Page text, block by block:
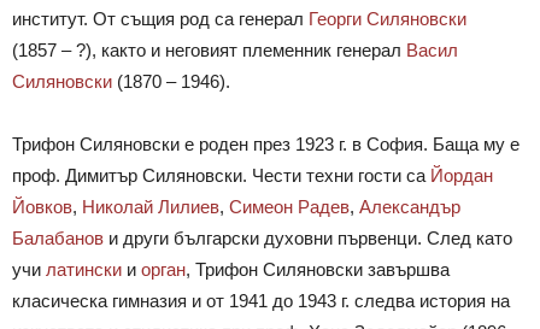
институт. От същия род са генерал Георги Силяновски
(1857 – ?), както и неговият племенник генерал Васил
Силяновски (1870 – 1946).
Трифон Силяновски е роден през 1923 г. в София. Баща му е
проф. Димитър Силяновски. Чести техни гости са Йордан
Йовков, Николай Лилиев, Симеон Радев, Александър
Балабанов и други български духовни първенци. След като
учи латински и орган, Трифон Силяновски завършва
класическа гимназия и от 1941 до 1943 г. следва история на